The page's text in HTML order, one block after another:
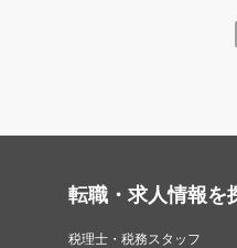
転職・求人情報を
税理士・税務スタッフ